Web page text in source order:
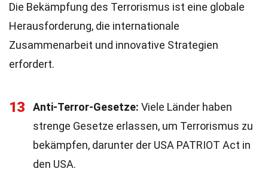
Die Bekämpfung des Terrorismus ist eine globale
Herausforderung, die internationale
Zusammenarbeit und innovative Strategien
erfordert.
13 Anti-Terror-Gesetze: Viele Länder haben
strenge Gesetze erlassen, um Terrorismus zu
bekämpfen, darunter der USA PATRIOT Act in
den USA.